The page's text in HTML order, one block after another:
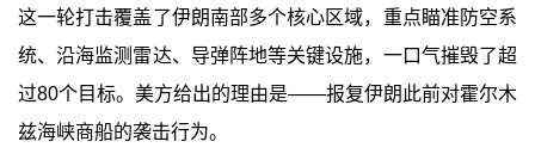
这一轮打击覆盖了伊朗南部多个核心区域，重点瞄准防空系
统、沿海监测雷达、导弹阵地等关键设施，一口气摧毁了超
过80个目标。美方给出的理由是——报复伊朗此前对霍尔木
兹海峡商船的袭击行为。